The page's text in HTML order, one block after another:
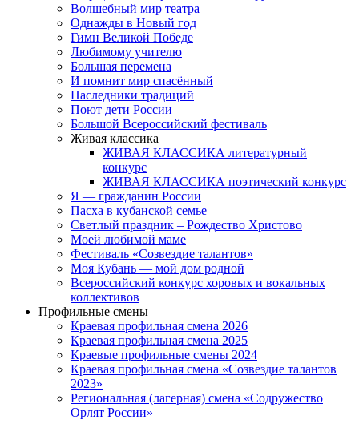
Волшебный мир театра
Однажды в Новый год
Гимн Великой Победе
Любимому учителю
Большая перемена
И помнит мир спасённый
Наследники традиций
Поют дети России
Большой Всероссийский фестиваль
Живая классика
ЖИВАЯ КЛАССИКА литературный
конкурс
ЖИВАЯ КЛАССИКА поэтический конкурс
Я — гражданин России
Пасха в кубанской семье
Светлый праздник – Рождество Христово
Моей любимой маме
Фестиваль «Созвездие талантов»
Моя Кубань — мой дом родной
Всероссийский конкурс хоровых и вокальных
коллективов
Профильные смены
Краевая профильная смена 2026
Краевая профильная смена 2025
Краевые профильные смены 2024
Краевая профильная смена «Созвездие талантов
2023»
Региональная (лагерная) смена «Содружество
Орлят России»